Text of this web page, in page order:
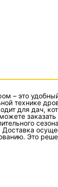
– это
технике
для дач,
Это